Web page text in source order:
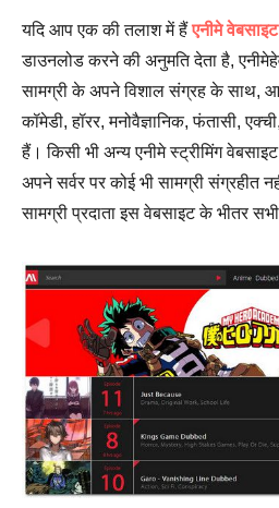
यदि आप एक की तलाश में हैंएनीमे वेबसाइट
डाउनलोड करने की अनुमति देता है,
सामग्री के अपने विशाल संग्रह के साथ,
कॉमेडी, हॉरर, मनोवैज्ञानिक, फंतासी,
हैं। किसी भी अन्य एनीमे स्ट्रीमिंग
अपने सर्वर पर कोई भी सामग्री संग्रहीत
सामग्री प्रदाता इस वेबसाइट के भीतर